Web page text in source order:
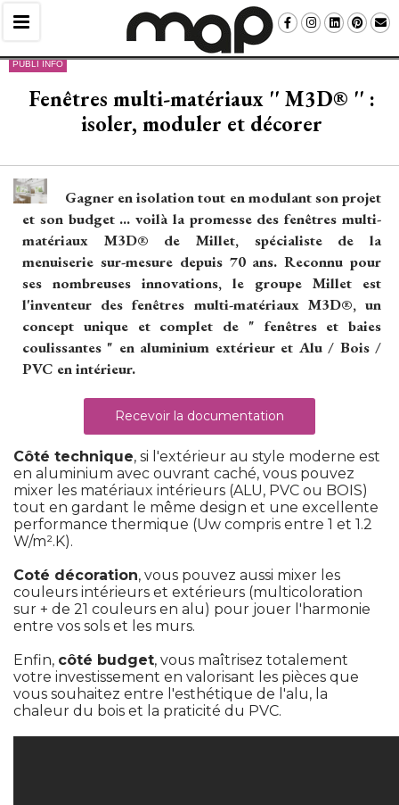
PUBLI INFO
Fenêtres multi-matériaux '' M3D® '' :
isoler, moduler et décorer
Gagner en isolation tout en modulant son projet
et son budget ... voilà la promesse des fenêtres multi-
matériaux M3D® de Millet, spécialiste de la
menuiserie sur-mesure depuis 70 ans. Reconnu pour
ses nombreuses innovations, le groupe Millet est
l'inventeur des fenêtres multi-matériaux M3D®, un
concept unique et complet de " fenêtres et baies
coulissantes " en aluminium extérieur et Alu / Bois /
PVC en intérieur.
Recevoir la documentation
Côté technique, si l'extérieur au style moderne est
en aluminium avec ouvrant caché, vous pouvez
mixer les matériaux intérieurs (ALU, PVC ou BOIS)
tout en gardant le même design et une excellente
performance thermique (Uw compris entre 1 et 1.2
W/m².K).
Coté décoration, vous pouvez aussi mixer les
couleurs intérieurs et extérieurs (multicoloration
sur + de 21 couleurs en alu) pour jouer l'harmonie
entre vos sols et les murs.
Enfin, côté budget, vous maîtrisez totalement
votre investissement en valorisant les pièces que
vous souhaitez entre l'esthétique de l'alu, la
chaleur du bois et la praticité du PVC.